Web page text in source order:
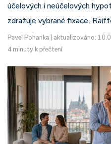
účelových i neúčelových
zdražuje vybrané fixace.
Pavel Pohanka
aktualizováno:
4 minuty k přečtení